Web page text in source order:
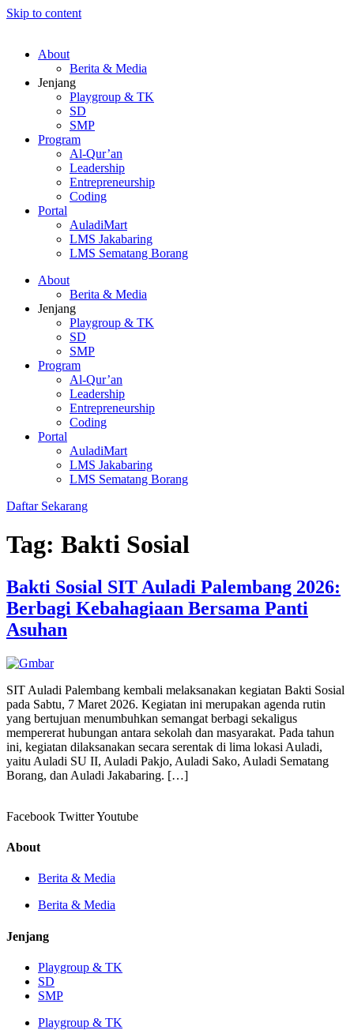
Skip to content
About
Berita & Media
Jenjang
Playgroup & TK
SD
SMP
Program
Al-Qur’an
Leadership
Entrepreneurship
Coding
Portal
AuladiMart
LMS Jakabaring
LMS Sematang Borang
About
Berita & Media
Jenjang
Playgroup & TK
SD
SMP
Program
Al-Qur’an
Leadership
Entrepreneurship
Coding
Portal
AuladiMart
LMS Jakabaring
LMS Sematang Borang
Daftar Sekarang
Tag: Bakti Sosial
Bakti Sosial SIT Auladi Palembang 2026:
Berbagi Kebahagiaan Bersama Panti
Asuhan
SIT Auladi Palembang kembali melaksanakan kegiatan Bakti Sosial
pada Sabtu, 7 Maret 2026. Kegiatan ini merupakan agenda rutin
yang bertujuan menumbuhkan semangat berbagi sekaligus
mempererat hubungan antara sekolah dan masyarakat. Pada tahun
ini, kegiatan dilaksanakan secara serentak di lima lokasi Auladi,
yaitu Auladi SU II, Auladi Pakjo, Auladi Sako, Auladi Sematang
Borang, dan Auladi Jakabaring. […]
Facebook TwitterYoutube
About
Berita & Media
Berita & Media
Jenjang
Playgroup & TK
SD
SMP
Playgroup & TK